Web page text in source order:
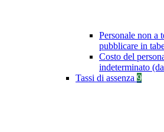
Personale non a
pubblicare in
Costo del
indeterminato
Tassi di assenza 9